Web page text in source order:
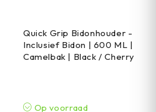
Quick Grip Bidonhouder -
Inclusief Bidon | 600 ML |
Camelbak | Black / Cherry
Op voorraad